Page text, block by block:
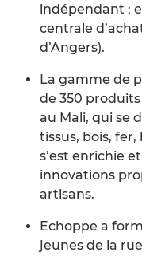
indépendant :
centrale
d’Angers).
La gamme de
de 350
au Mali, qui se
tissus, bois,
s’est enrichie
innovations
artisans.
Echoppe a
jeunes de la